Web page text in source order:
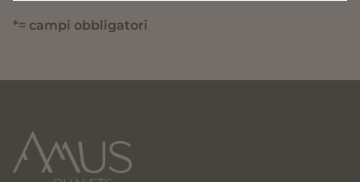
*= campi obbligatori